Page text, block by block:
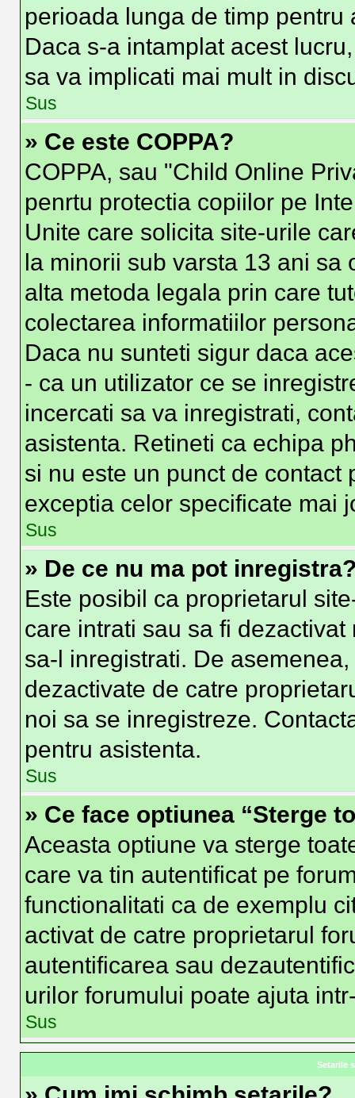
perioada lunga de timp
Daca s-a intamplat acest
sa va implicati mai mult in
Sus
» Ce este COPPA?
COPPA, sau "Child Online
penrtu protectia copiilor pe
Unite care solicita site-urile
la minorii sub varsta 13 ani sa
alta metoda legala prin care
colectarea informatiilor
Daca nu sunteti sigur daca
- ca un utilizator ce se
incercati sa va inregistrati,
asistenta. Retineti ca echipa
si nu este un punct de
exceptia celor specificate mai
Sus
» De ce nu ma pot
Este posibil ca proprietarul
care intrati sau sa fi
sa-l inregistrati. De
dezactivate de catre
noi sa se inregistreze.
pentru asistenta.
Sus
» Ce face optiunea “Sterge
Aceasta optiune va sterge
care va tin autentificat pe
functionalitati ca de exemplu
activat de catre proprietarul
autentificarea sau
urilor forumului poate ajuta
Sus
Setarile